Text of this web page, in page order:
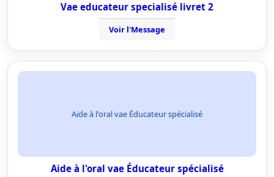
Vae educateur specialisé livret 2
Voir l'Message
Aide à l'oral vae Éducateur spécialisé
Aide à l'oral vae Éducateur spécialisé